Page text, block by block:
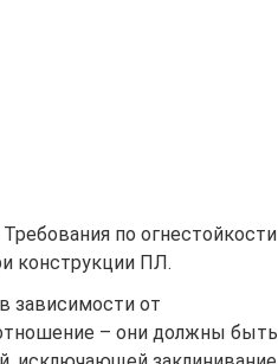
по огнестойкости
конструкции ПЛ.
зависимости от
– они должны быть